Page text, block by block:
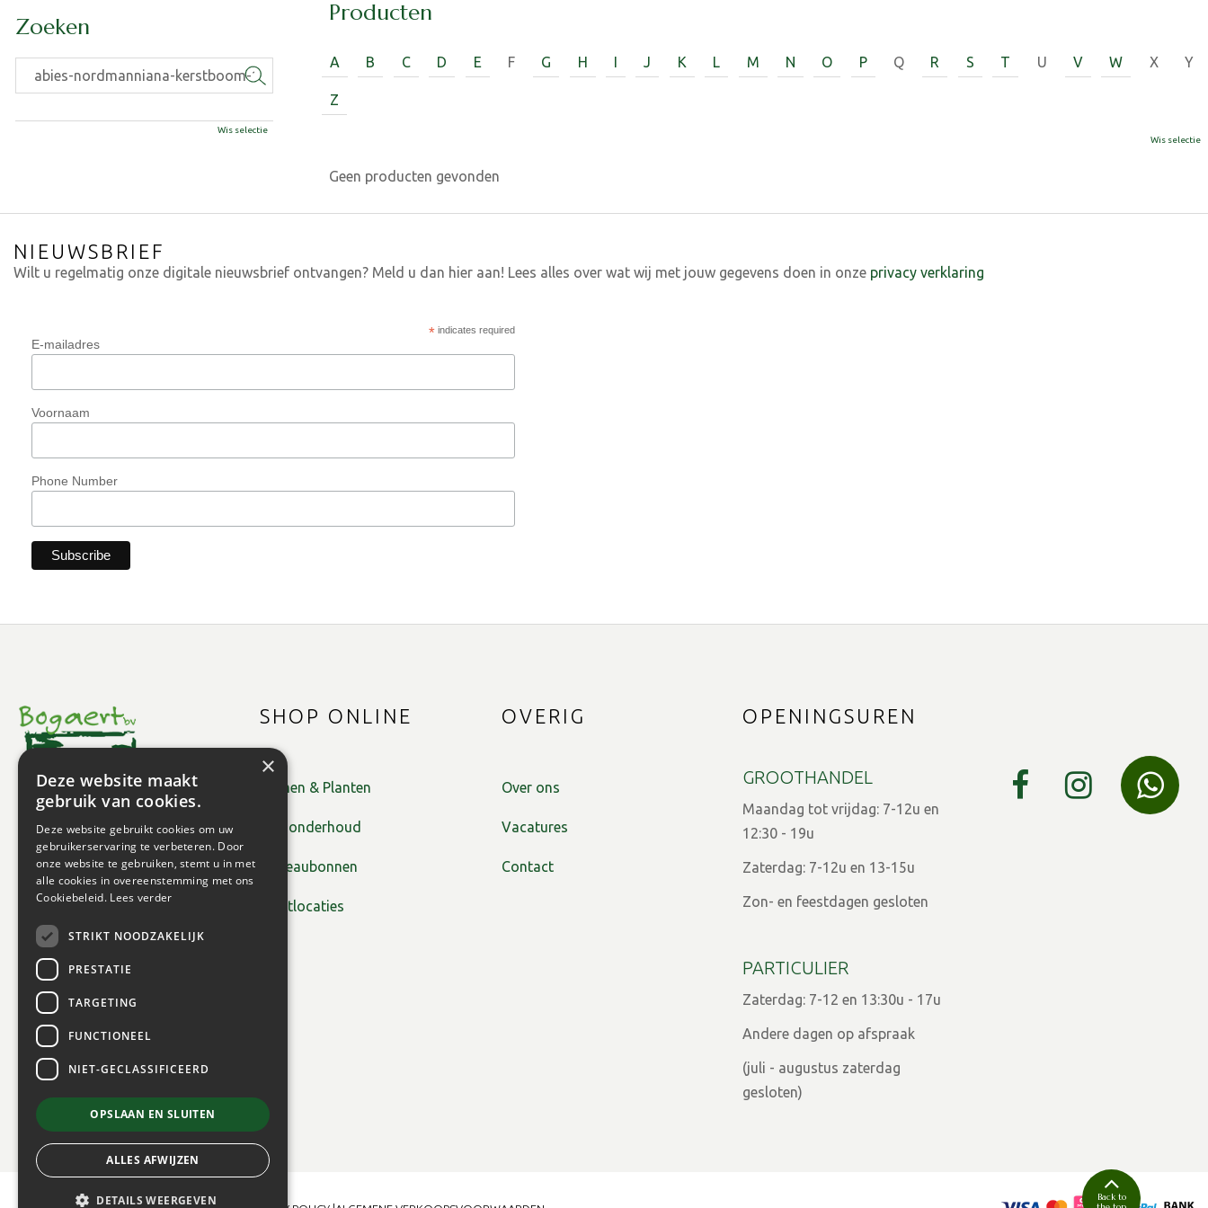
Producten
A B C D E F G H I J K L M N O P Q R S T U V W X Y
Z
Wis selectie
Geen producten gevonden
Zoeken
Wis selectie
NIEUWSBRIEF
Wilt u regelmatig onze digitale nieuwsbrief ontvangen? Meld u dan hier aan! Lees alles over wat wij met jouw gegevens doen in onze privacy verklaring
*indicates required
E-mailadres
Voornaam
Phone Number
SHOP ONLINE
Bomen & Planten
Tuinonderhoud
Cadeaubonnen
Plantlocaties
OVERIG
Over ons
Vacatures
Contact
OPENINGSUREN
GROOTHANDEL
Maandag tot vrijdag: 7-12u en
12:30 - 19u
Zaterdag: 7-12u en 13-15u
Zon- en feestdagen gesloten
PARTICULIER
Zaterdag: 7-12 en 13:30u - 17u
Andere dagen op afspraak
(juli - augustus zaterdag
gesloten)
Back to
×
Deze website maakt
gebruik van cookies.
Deze website gebruikt cookies om uw
gebruikerservaring te verbeteren. Door
onze website te gebruiken, stemt u in met
alle cookies in overeenstemming met ons
Cookiebeleid. Lees verder
STRIKT NOODZAKELIJK
PRESTATIE
TARGETING
FUNCTIONEEL
NIET-GECLASSIFICEERD
OPSLAAN EN SLUITEN
ALLES AFWIJZEN
DETAILS WEERGEVEN